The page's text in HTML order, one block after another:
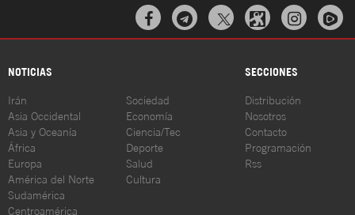
  
NOTICIAS SECCIONES
Irán
Asia Occidental
Asia y Oceanía
África
Europa
América del Norte
Sudamérica
Centroamérica
Sociedad
Economía
Ciencia/Tec
Deporte
Salud
Cultura
Distribución
Nosotros
Contacto
Programación
Rss